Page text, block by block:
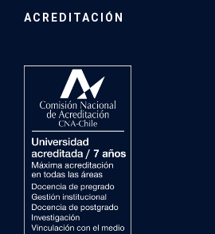
ACREDITACIÓN